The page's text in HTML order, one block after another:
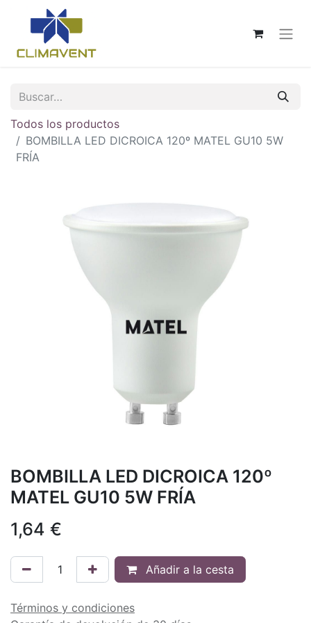
Todos los productos
BOMBILLA LED DICROICA 120º MATEL GU10 5W
FRÍA
BOMBILLA LED DICROICA 120º
MATEL GU10 5W FRÍA
1,64 €
Añadir a la cesta
Términos y condiciones